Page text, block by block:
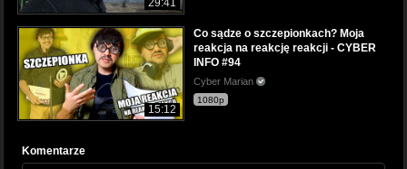
29:41
15:12
Co sądze o szczepionkach? Moja
reakcja na reakcję reakcji - CYBER
INFO #94
Cyber Marian
1080p
Komentarze